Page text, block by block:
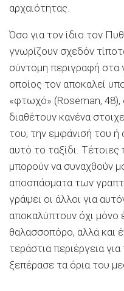
αρχαιότητας.
Όσο για τον ίδιο τον
γνωρίζουν σχεδόν
σύντομη περιγραφή
οποίος τον αποκαλεί
«φτωχό» (Roseman, 48),
διαθέτουν κανένα
του, την εμφάνισή του ή
αυτό το ταξίδι.
μπορούν να συναχθούν
αποσπάσματα των
γράψει οι άλλοι για
αποκαλύπτουν όχι μόνο
θαλασσοπόρο, αλλά και
τεράστια περιέργεια
ξεπέρασε τα όρια του